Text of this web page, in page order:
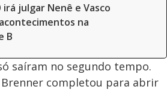
irá julgar Nenê e Vasco
na
B
saíram no segundo tempo.
completou para abrir